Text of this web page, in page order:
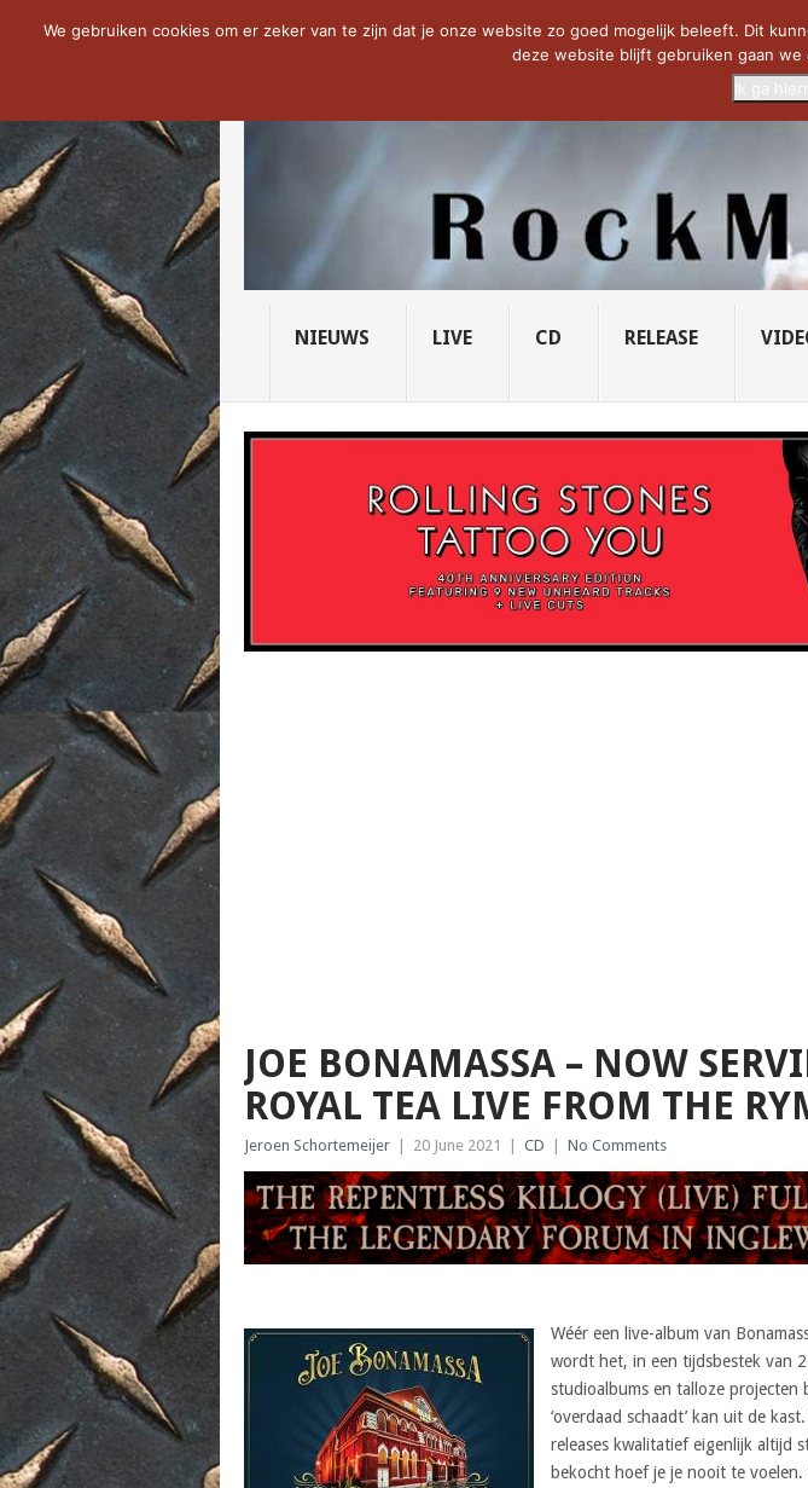
NOW TRENDING: THE VICIOUS HEAD SOCIETY... PRIDE OF LIONS – U...
NIEUWS LIVE CD RELEASE
JOE BONAMASSA – NOW
ROYAL TEA LIVE FROM THE
Jeroen Schortemeijer 20 June 2021 CD No Comments
Wéér een live-album van
wordt het, in een tijdsbestek van
studioalbums en talloze projecten
‘overdaad schaadt’ kan uit de
releases kwalitatief eigenlijk altijd
bekocht hoef je je nooit te
We gebruiken cookies om er zeker van te zijn dat je onze website zo goed mogelijk beleeft. Dit
deze website blijft gebruiken gaan
Ik ga